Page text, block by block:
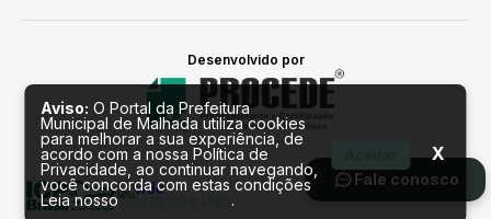
Fale conosco
Desenvolvido por
Aviso: O Portal da Prefeitura
Municipal de Malhada utiliza cookies
para melhorar a sua experiência, de
acordo com a nossa Política de
Privacidade, ao continuar navegando,
você concorda com estas condições
Leia nossoTermo de Uso .
X